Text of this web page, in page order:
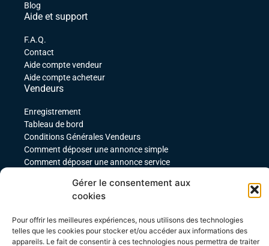
Gérer le consentement aux
cookies
Pour offrir les meilleures expériences, nous utilisons des technologies
telles que les cookies pour stocker et/ou accéder aux informations des
appareils. Le fait de consentir à ces technologies nous permettra de traiter
Blog
Aide et support
F.A.Q.
Contact
Aide compte vendeur
Aide compte acheteur
Vendeurs
Enregistrement
Tableau de bord
Conditions Générales Vendeurs
Comment déposer une annonce simple
Comment déposer une annonce service
téléchargeable
Déposer une annonce avec des variables
Mon compte